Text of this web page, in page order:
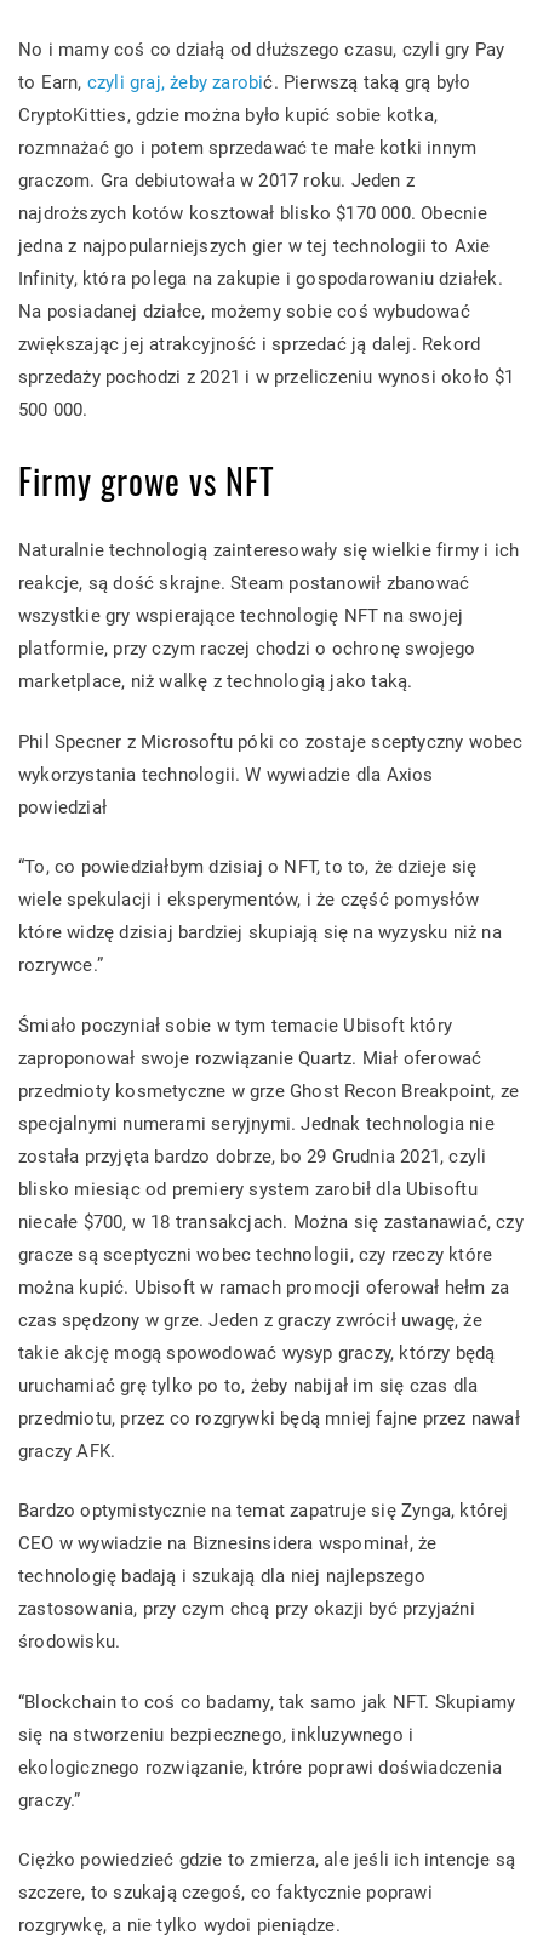
No i mamy coś co działą od dłuższego czasu, czyli gry Pay
to Earn, czyli graj, żeby zarobić. Pierwszą taką grą było
CryptoKitties, gdzie można było kupić sobie kotka,
rozmnażać go i potem sprzedawać te małe kotki innym
graczom. Gra debiutowała w 2017 roku. Jeden z
najdroższych kotów kosztował blisko $170 000. Obecnie
jedna z najpopularniejszych gier w tej technologii to Axie
Infinity, która polega na zakupie i gospodarowaniu działek.
Na posiadanej działce, możemy sobie coś wybudować
zwiększając jej atrakcyjność i sprzedać ją dalej. Rekord
sprzedaży pochodzi z 2021 i w przeliczeniu wynosi około $1
500 000.
Firmy growe vs NFT
Naturalnie technologią zainteresowały się wielkie firmy i ich
reakcje, są dość skrajne. Steam postanowił zbanować
wszystkie gry wspierające technologię NFT na swojej
platformie, przy czym raczej chodzi o ochronę swojego
marketplace, niż walkę z technologią jako taką.
Phil Specner z Microsoftu póki co zostaje sceptyczny wobec
wykorzystania technologii. W wywiadzie dla Axios
powiedział
“To, co powiedziałbym dzisiaj o NFT, to to, że dzieje się
wiele spekulacji i eksperymentów, i że część pomysłów
które widzę dzisiaj bardziej skupiają się na wyzysku niż na
rozrywce.”
Śmiało poczyniał sobie w tym temacie Ubisoft który
zaproponował swoje rozwiązanie Quartz. Miał oferować
przedmioty kosmetyczne w grze Ghost Recon Breakpoint, ze
specjalnymi numerami seryjnymi. Jednak technologia nie
została przyjęta bardzo dobrze, bo 29 Grudnia 2021, czyli
blisko miesiąc od premiery system zarobił dla Ubisoftu
niecałe $700, w 18 transakcjach. Można się zastanawiać, czy
gracze są sceptyczni wobec technologii, czy rzeczy które
można kupić. Ubisoft w ramach promocji oferował hełm za
czas spędzony w grze. Jeden z graczy zwrócił uwagę, że
takie akcję mogą spowodować wysyp graczy, którzy będą
uruchamiać grę tylko po to, żeby nabijał im się czas dla
przedmiotu, przez co rozgrywki będą mniej fajne przez nawał
graczy AFK.
Bardzo optymistycznie na temat zapatruje się Zynga, której
CEO w wywiadzie na Biznesinsidera wspominał, że
technologię badają i szukają dla niej najlepszego
zastosowania, przy czym chcą przy okazji być przyjaźni
środowisku.
“Blockchain to coś co badamy, tak samo jak NFT. Skupiamy
się na stworzeniu bezpiecznego, inkluzywnego i
ekologicznego rozwiązanie, ktróre poprawi doświadczenia
graczy.”
Ciężko powiedzieć gdzie to zmierza, ale jeśli ich intencje są
szczere, to szukają czegoś, co faktycznie poprawi
rozgrywkę, a nie tylko wydoi pieniądze.